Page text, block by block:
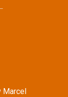
Marcel